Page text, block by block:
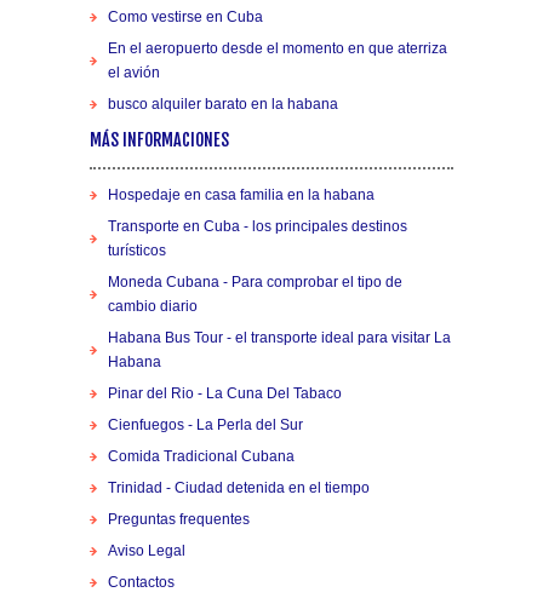
Como vestirse en Cuba
En el aeropuerto desde el momento en que aterriza
el avión
busco alquiler barato en la habana
MÁS INFORMACIONES
Hospedaje en casa familia en la habana
Transporte en Cuba - los principales destinos
turísticos
Moneda Cubana - Para comprobar el tipo de
cambio diario
Habana Bus Tour - el transporte ideal para visitar La
Habana
Pinar del Rio - La Cuna Del Tabaco
Cienfuegos - La Perla del Sur
Comida Tradicional Cubana
Trinidad - Ciudad detenida en el tiempo
Preguntas frequentes
Aviso Legal
Contactos